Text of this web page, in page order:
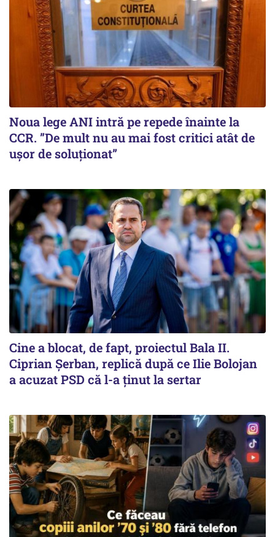
Noua lege ANI intră pe repede înainte la
CCR. ”De mult nu au mai fost critici atât de
ușor de soluționat”
Cine a blocat, de fapt, proiectul Bala II.
Ciprian Șerban, replică după ce Ilie Bolojan
a acuzat PSD că l-a ținut la sertar